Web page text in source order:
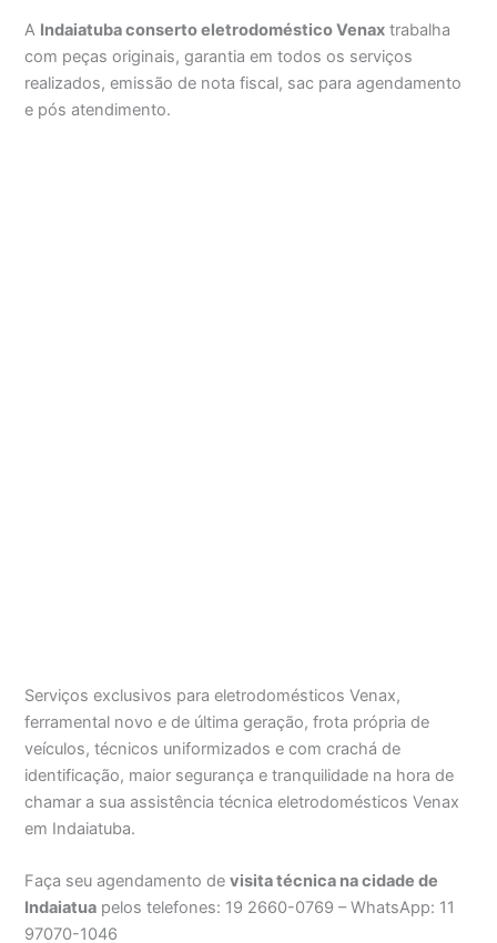
A Indaiatuba conserto eletrodoméstico Venax trabalha
com peças originais, garantia em todos os serviços
realizados, emissão de nota fiscal, sac para agendamento
e pós atendimento.
Serviços exclusivos para eletrodomésticos Venax,
ferramental novo e de última geração, frota própria de
veículos, técnicos uniformizados e com crachá de
identificação, maior segurança e tranquilidade na hora de
chamar a sua assistência técnica eletrodomésticos Venax
em Indaiatuba.
Faça seu agendamento devisita técnica na cidade de
Indaiatua pelos telefones: 19 2660-0769 – WhatsApp: 11
97070-1046